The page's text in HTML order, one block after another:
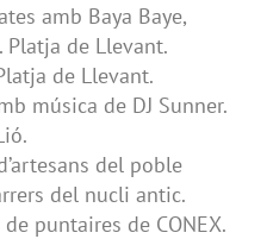
amb Baya Baye,
Platja de Llevant.
de Llevant.
música de DJ Sunner.
del poble
del nucli antic.
puntaires de CONEX.